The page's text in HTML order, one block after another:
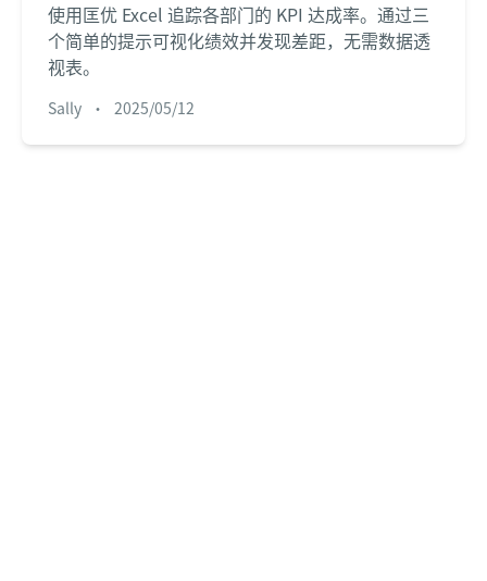
使用匡优 Excel 追踪各部门的 KPI 达成率。通过三
个简单的提示可视化绩效并发现差距，无需数据透
视表。
Sally • 2025/05/12